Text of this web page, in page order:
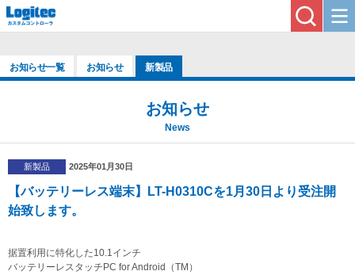
お知らせ一覧 お知らせ 新製品
お知らせ
News
新製品 2025年01月30日
【バッテリーレス端末】LT-H0310Cを1月30日より受注開
始致します。
据置利用に特化した10.1インチ
バッテリーレスタッチPC for Android（TM）